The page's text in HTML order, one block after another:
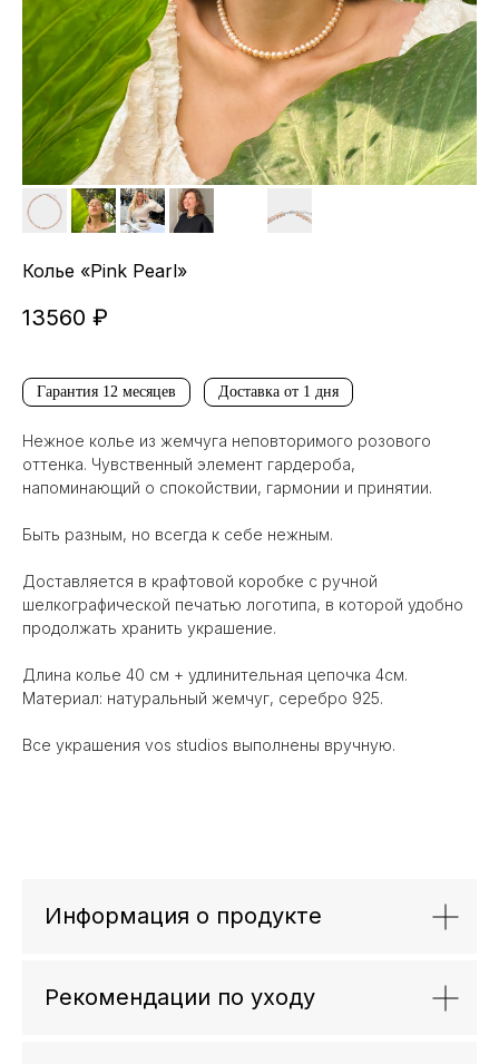
Колье «Pink Pearl»
13560 ₽
Гарантия 12 месяцев Доставка от 1 дня
Нежное колье из жемчуга неповторимого розового
оттенка. Чувственный элемент гардероба,
напоминающий о спокойствии, гармонии и принятии.
Быть разным, но всегда к себе нежным.
Доставляется в крафтовой коробке с ручной
шелкографической печатью логотипа, в которой удобно
продолжать хранить украшение.
Длина колье 40 см + удлинительная цепочка 4см.
Материал: натуральный жемчуг, серебро 925.
Все украшения vos studios выполнены вручную.
Информация о продукте
Рекомендации по уходу
Вам может понравиться